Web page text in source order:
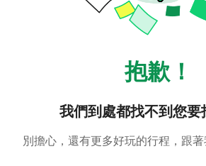
抱歉！
我們到處都找不到您要
別擔心，還有更多好玩的行程，跟著